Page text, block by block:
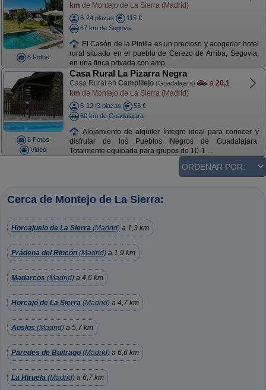
8 Fotos
km de Montejo de La Sierra (Madrid)
6-24 plazas
115 €
67 km de Segovia
El Casón de la Pinilla es un precioso y acogedor hotel
rural situado en el pueblo de Cerezo de Arriba, Segovia,
en una finca privada con amp ...
8 Fotos
Video
Casa Rural La Pizarra Negra
Casa Rural en Campillejo (Guadalajara) a 20,1
km de Montejo de La Sierra (Madrid)
6-12+3 plazas
53 €
60 km de Guadalajara
Alojamiento de alquiler íntegro ideal para conocer y
disfrutar de los Pueblos Negros de Guadalajara.
Totalmente equipada para grupos de 10-1 ...
Cerca de Montejo de La Sierra:
Horcajuelo de La Sierra (Madrid) a 1,3 km
Prádena del Rincón (Madrid) a 1,9 km
Madarcos (Madrid) a 4,6 km
Horcajo de La Sierra (Madrid) a 4,7 km
Aoslos (Madrid) a 5,7 km
Paredes de Buitrago (Madrid) a 6,6 km
La Hiruela (Madrid) a 6,7 km